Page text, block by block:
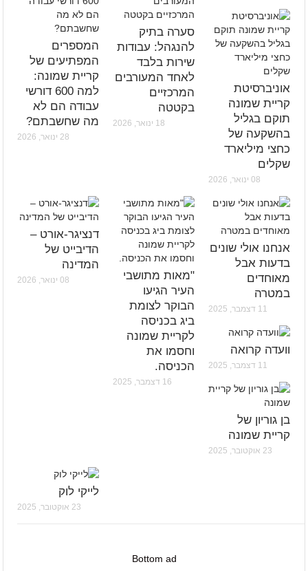
המספרים
המפתיעים של
קריית שמונה:
למה 600 דורשי
עבודה הם לא
מה שחשבתם?
28 ינואר, 2026
סערה בתיק
להנגהל: עבודות
שירות בלבד
לאחד המעורבים
המרכזיים
בקטטה
18 ינואר, 2026
אוניברסיטת
קריית שמונה
תוקם בגליל
בהשקעה של
כחצי מיליארד
שקלים
08 ינואר, 2026
דנציגר-אורט –
הדיבייט של
המדינה
08 ינואר, 2026
"מאות מתושבי
העיר הגיעו
הבוקר לצומת
ביג בכניסה
לקריית שמונה
וחסמו את
הכניסה.
16 דצמבר, 2025
אנחנו אולי שונים
בדעות אבל
מאוחדים
במטרה
11 דצמבר, 2025
וועדה קרואה
11 דצמבר, 2025
בן גוריון של
קריית שמונה
23 אוקטובר, 2025
לייקי לוק
23 אוקטובר, 2025
Bottom ad